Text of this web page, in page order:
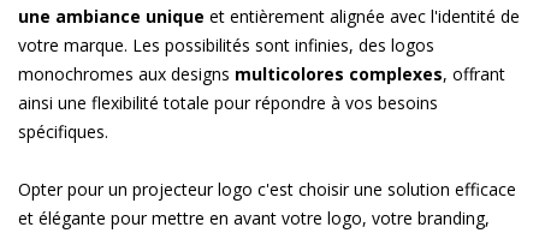
une ambiance unique et entièrement alignée avec l'identité de
votre marque. Les possibilités sont infinies, des logos
monochromes aux designs multicolores complexes, offrant
ainsi une flexibilité totale pour répondre à vos besoins
spécifiques.
Opter pour un projecteur logo c'est choisir une solution efficace
et élégante pour mettre en avant votre logo, votre branding,